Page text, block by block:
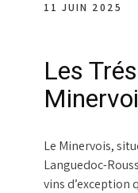
11 JUIN 2025
Les
Le Minervois,
Languedoc-
vins d’exception